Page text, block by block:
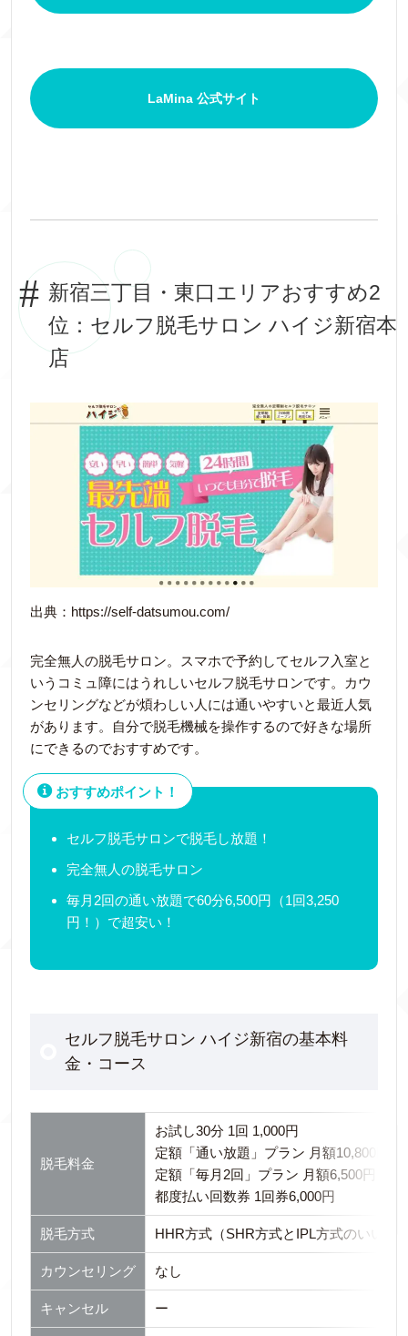
LaMina 公式サイト
新宿三丁目・東口エリアおすすめ2
位：セルフ脱毛サロン ハイジ新宿本
店
出典：https://self-datsumou.com/
完全無人の脱毛サロン。スマホで予約してセルフ入室と
いうコミュ障にはうれしいセルフ脱毛サロンです。カウ
ンセリングなどが煩わしい人には通いやすいと最近人気
があります。自分で脱毛機械を操作するので好きな場所
にできるのでおすすめです。
おすすめポイント！
セルフ脱毛サロンで脱毛し放題！
完全無人の脱毛サロン
毎月2回の通い放題で60分6,500円（1回3,250
円！）で超安い！
セルフ脱毛サロン ハイジ新宿の基本料
金・コース
脱毛料金
お試し30分 1回 1,000円
定額「通い放題」プラン 月額10,800円
定額「毎月2回」プラン 月額6,500円
都度払い回数券 1回券6,000円
脱毛方式 HHR方式（SHR方式とIPL方式のいい部
カウンセリング なし
キャンセル ー